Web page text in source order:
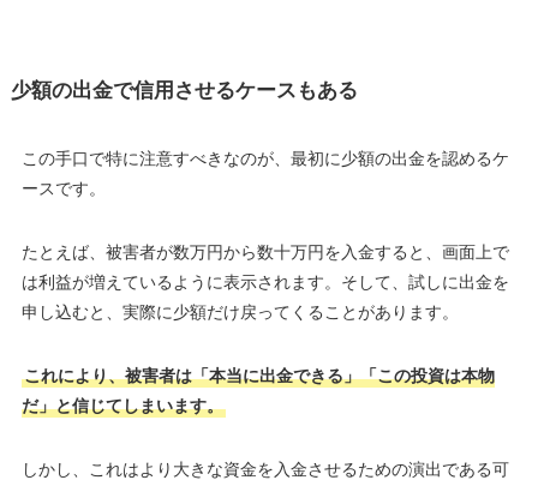
少額の出金で信用させるケースもある
この手口で特に注意すべきなのが、最初に少額の出金を認めるケ
ースです。
たとえば、被害者が数万円から数十万円を入金すると、画面上で
は利益が増えているように表示されます。そして、試しに出金を
申し込むと、実際に少額だけ戻ってくることがあります。
これにより、被害者は「本当に出金できる」「この投資は本物
だ」と信じてしまいます。
しかし、これはより大きな資金を入金させるための演出である可